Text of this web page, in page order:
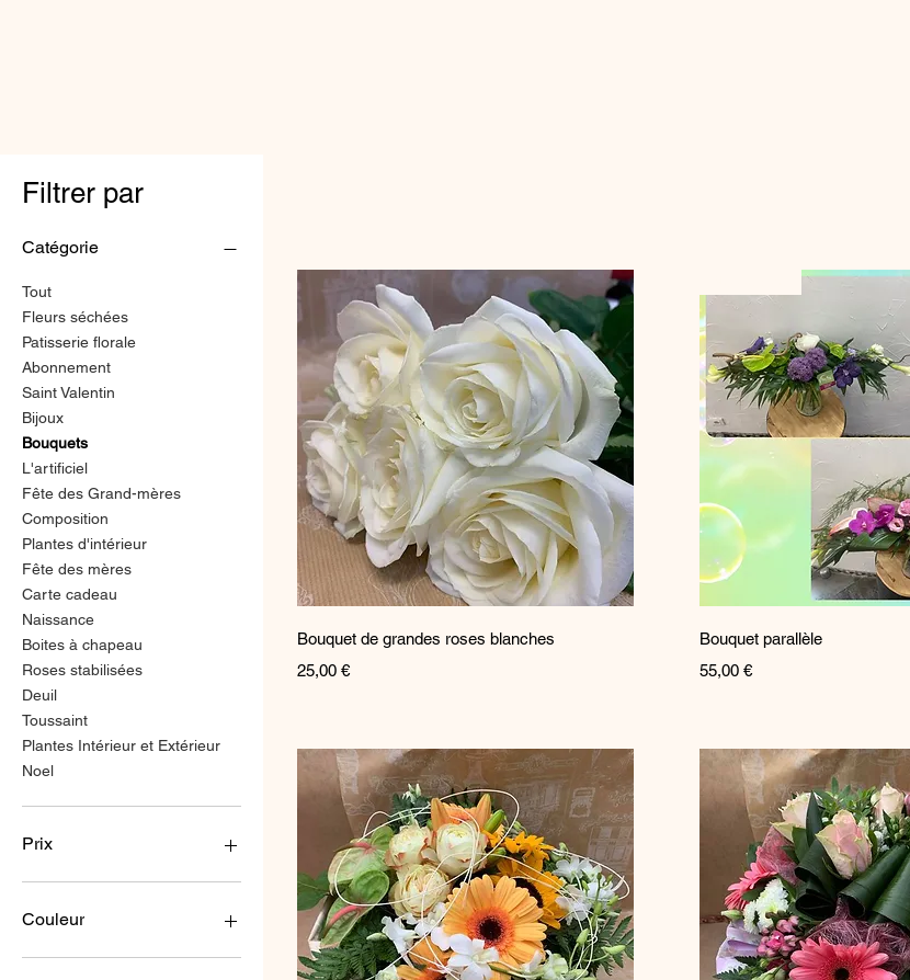
Filtrer par
Catégorie
Tout
Fleurs séchées
Patisserie florale
Abonnement
Saint Valentin
Bijoux
Bouquets
L'artificiel
Fête des Grand-mères
Composition
Plantes d'intérieur
Fête des mères
Carte cadeau
Naissance
Boites à chapeau
Roses stabilisées
Deuil
Toussaint
Plantes Intérieur et Extérieur
Noel
Prix
Couleur
Aperçu rapide
Bouquet de grandes roses blanches
Prix
25,00 €
Aperçu rapide
Bouquet parallèle
Prix
55,00 €